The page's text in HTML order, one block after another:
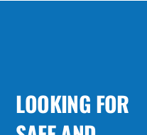
LOOKING FOR